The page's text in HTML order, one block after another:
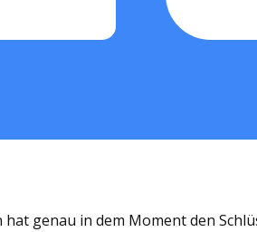
genau in dem Moment den